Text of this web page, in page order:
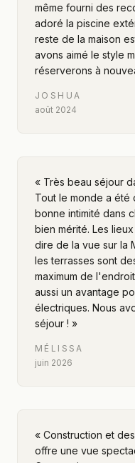
même fourni des
adoré la piscine
reste de la maison
avons aimé le style
réserverons à
JOSHUA
août 2024
« Très beau séjour
Tout le monde a été
bonne intimité dans
bien mérité. Les
dire de la vue sur la
les terrasses sont
maximum de
aussi un avantage
électriques. Nous
séjour ! »
MÉLISSA
juin 2026
« Construction et
offre une vue